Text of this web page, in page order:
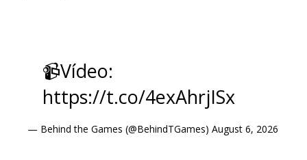
📹Vídeo:
https://t.co/4exAhrjISx
— Behind the Games (@BehindTGames) August 6, 2026